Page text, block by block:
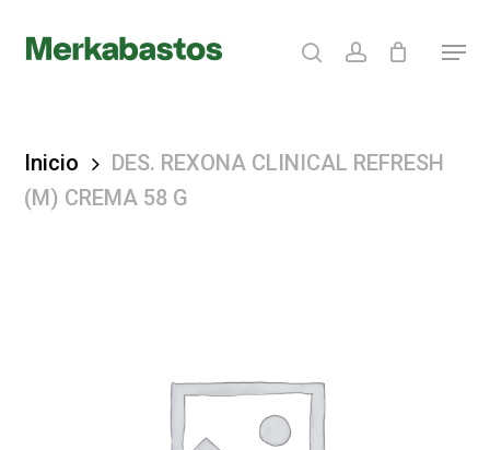
searchaccount Menu
Inicio
DES. REXONA CLINICAL REFRESH
(M) CREMA 58 G
Close